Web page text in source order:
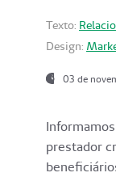
Texto:
Design:
03 de
prestador